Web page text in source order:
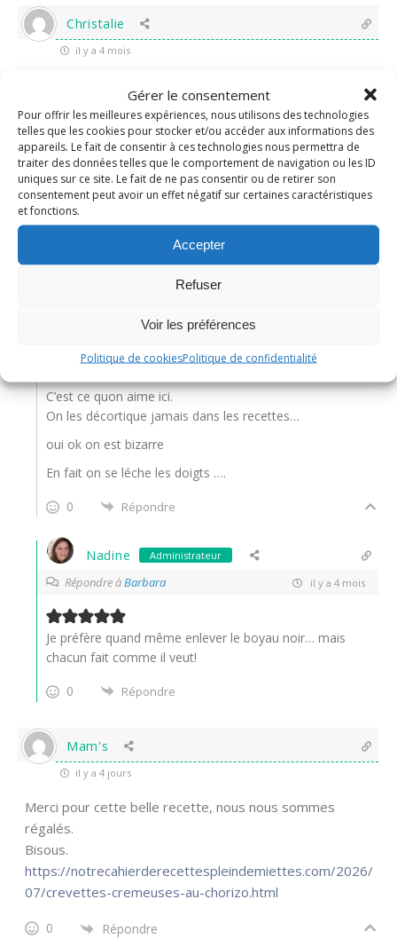
Gérer le consentement
Pour offrir les meilleures expériences, nous utilisons des technologies
telles que les cookies pour stocker et/ou accéder aux informations des
appareils. Le fait de consentir à ces technologies nous permettra de
traiter des données telles que le comportement de navigation ou les ID
uniques sur ce site. Le fait de ne pas consentir ou de retirer son
consentement peut avoir un effet négatif sur certaines caractéristiques
et fonctions.
Accepter
Refuser
Voir les préférences
Politique de cookiesPolitique de confidentialité
Christalie
il y a 4 mois
Le plus long est de décortiquer les crevettes !! lol bisous
0 Répondre
Nadine Administrateur
Répondre àChristalie il y a 4 mois
Répondre àNadine il y a 4 mois
C’est ce quon aime ici.
On les décortique jamais dans les recettes…
oui ok on est bizarre
En fait on se léche les doigts ….
0
Répondre
Nadine Administrateur
Répondre àBarbara il y a 4 mois
Je préfère quand même enlever le boyau noir… mais
chacun fait comme il veut!
0
Répondre
Mam's
il y a 4 jours
Merci pour cette belle recette, nous nous sommes
régalés.
Bisous.
https://notrecahierderecettespleindemiettes.com/2026/
07/crevettes-cremeuses-au-chorizo.html
0 Répondre